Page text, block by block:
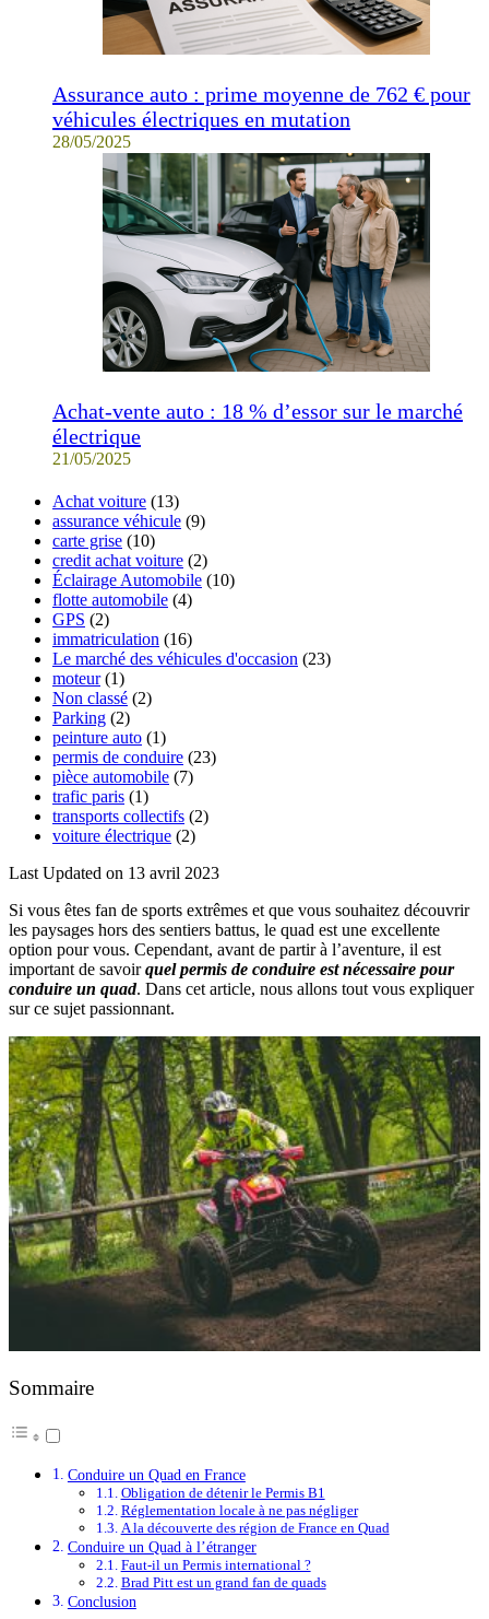
Assurance auto : prime moyenne de 762 € pour
véhicules électriques en mutation
28/05/2025
Achat-vente auto : 18 % d’essor sur le marché
électrique
21/05/2025
Achat voiture (13)
assurance véhicule (9)
carte grise (10)
credit achat voiture (2)
Éclairage Automobile (10)
flotte automobile (4)
GPS (2)
immatriculation (16)
Le marché des véhicules d'occasion (23)
moteur(1)
Non classé (2)
Parking (2)
peinture auto (1)
permis de conduire (23)
pièce automobile (7)
trafic paris (1)
transports collectifs (2)
voiture électrique (2)
Last Updated on 13 avril 2023
Si vous êtes fan de sports extrêmes et que vous souhaitez découvrir
les paysages hors des sentiers battus, le quad est une excellente
option pour vous. Cependant, avant de partir à l’aventure, il est
important de savoirquel permis de conduire est nécessaire pour
conduire un quad. Dans cet article, nous allons tout vous expliquer
sur ce sujet passionnant.
Sommaire
Conduire un Quad en France
Obligation de détenir le Permis B1
Réglementation locale à ne pas négliger
A la découverte des région de France en Quad
Conduire un Quad à l’étranger
Faut-il un Permis international ?
Brad Pitt est un grand fan de quads
Conclusion